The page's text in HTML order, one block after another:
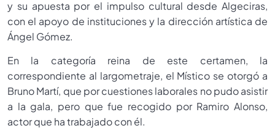
y su apuesta por el impulso cultural desde Algeciras,
con el apoyo de instituciones y la dirección artística de
Ángel Gómez.
En la categoría reina de este certamen, la
correspondiente al largometraje, el Místico se otorgó a
Bruno Martí, que por cuestiones laborales no pudo asistir
a la gala, pero que fue recogido por Ramiro Alonso,
actor que ha trabajado con él.